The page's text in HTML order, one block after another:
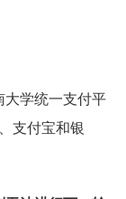
大学统一支付平
支付宝和银